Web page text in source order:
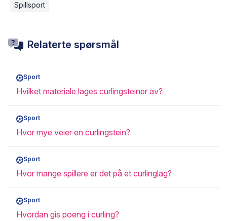
Spillsport
Relaterte spørsmål
Sport
Hvilket materiale lages curlingsteiner av?
Sport
Hvor mye veier en curlingstein?
Sport
Hvor mange spillere er det på et curlinglag?
Sport
Hvordan gis poeng i curling?